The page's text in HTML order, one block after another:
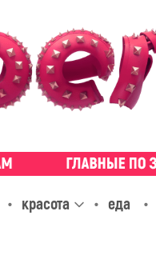
красота еда